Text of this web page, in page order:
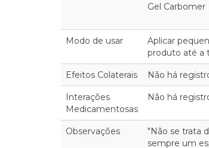
Gel
Modo de usar
Aplicar
produto até a
Efeitos Colaterais Não há
Interações
Medicamentosas
Não há
Observações
"Não se trata
sempre um